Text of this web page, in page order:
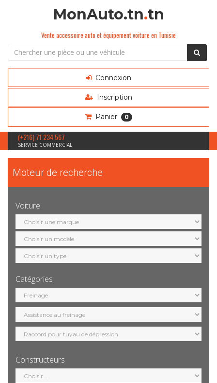
MonAuto.tn.tn
Vente accessoire auto et équipement voiture en Tunisie
Connexion
Inscription
Panier 0
(+216) 71 234 567
SERVICE COMMERCIAL
Moteur de recherche
Voiture
Sélection
marque
Sélection
modèle
Sélection
motorisation
Catégories
Sélection
catégorie
Constructeurs
Sélection
constructeur